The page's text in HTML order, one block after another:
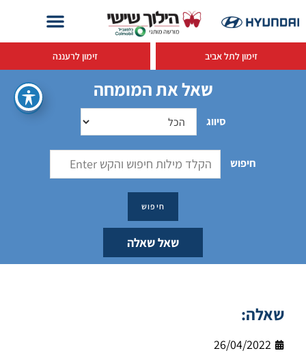
זימון לתל אביב זימון לרעננה
שאל את המומחה
סיווג
חיפוש
שאל שאלה
שאלה:
26/04/2022